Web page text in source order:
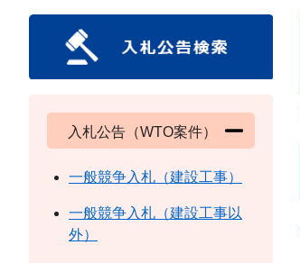
入札公告（WTO案件）
一般競争入札（建設工事）
一般競争入札（建設工事以
外）